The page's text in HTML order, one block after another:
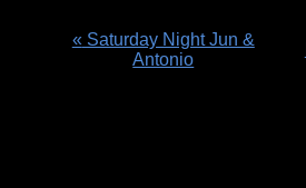
« Saturday Night Jun &
Antonio